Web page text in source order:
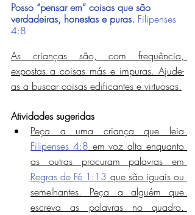
Posso “pensar em” coisas que são
verdadeiras, honestas e puras. Filipenses
4:8
As crianças são, com frequência,
expostas a coisas más e impuras. Ajude-
as a buscar coisas edificantes e virtuosas.
Atividades sugeridas
Filipenses 4:8 em voz alta enquanto
Regras de Fé 1:13 que são iguais ou
semelhantes. Peça a alguém que
escreva as palavras no quadro.